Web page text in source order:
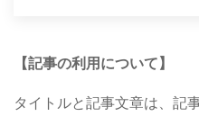
【記事の利用について】
タイトルと記事文章は、記